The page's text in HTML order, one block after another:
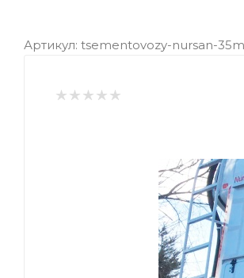
Артикул: tsementovozy-nursan-